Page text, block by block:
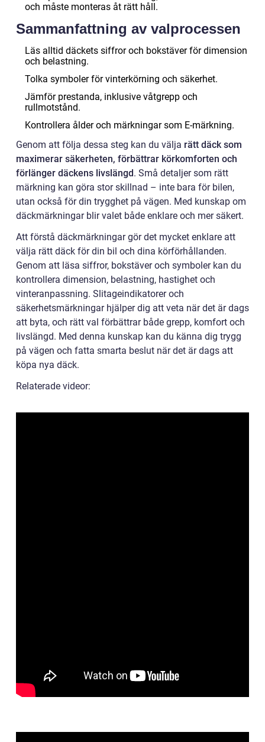
och måste monteras åt rätt håll.
Sammanfattning av valprocessen
Läs alltid däckets siffror och bokstäver för dimension
och belastning.
Tolka symboler för vinterkörning och säkerhet.
Jämför prestanda, inklusive våtgrepp och
rullmotstånd.
Kontrollera ålder och märkningar som E-märkning.
Genom att följa dessa steg kan du välja rätt däck som
maximerar säkerheten, förbättrar körkomforten och
förlänger däckens livslängd. Små detaljer som rätt
märkning kan göra stor skillnad – inte bara för bilen,
utan också för din trygghet på vägen. Med kunskap om
däckmärkningar blir valet både enklare och mer säkert.
Att förstå däckmärkningar gör det mycket enklare att
välja rätt däck för din bil och dina körförhållanden.
Genom att läsa siffror, bokstäver och symboler kan du
kontrollera dimension, belastning, hastighet och
vinteranpassning. Slitageindikatorer och
säkerhetsmärkningar hjälper dig att veta när det är dags
att byta, och rätt val förbättrar både grepp, komfort och
livslängd. Med denna kunskap kan du känna dig trygg
på vägen och fatta smarta beslut när det är dags att
köpa nya däck.
Relaterade videor: